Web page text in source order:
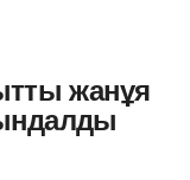
жанұя